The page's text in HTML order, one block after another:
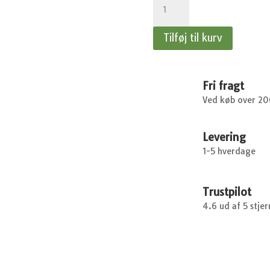
vandkande
antal
Tilføj til kurv
Fri fragt
Ved køb over
Levering
1-5 hverdage
Trustpilot
4.6 ud af 5